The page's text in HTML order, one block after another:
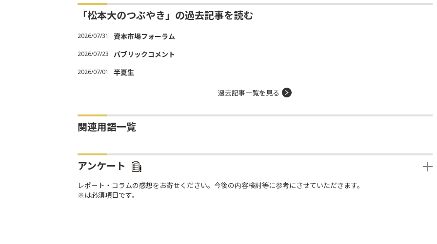
「松本大のつぶやき」の過去記事を読む
2026/07/31 資本市場フォーラム
2026/07/23 パブリックコメント
2026/07/01 半夏生
過去記事一覧を見る
関連用語一覧
アンケート
レポート・コラムの感想をお寄せください。今後の内容検討等に参考にさせていただきます。
※は必須項目です。